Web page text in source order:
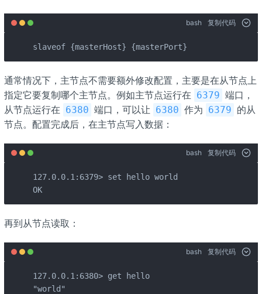
bash 复制代码
slaveof {masterHost} {masterPort}
通常情况下，主节点不需要额外修改配置，主要是在从节点上
指定它要复制哪个主节点。例如主节点运行在 6379 端口，
从节点运行在 6380 端口，可以让 6380 作为 6379 的从
节点。配置完成后，在主节点写入数据：
bash 复制代码
127.0.0.1:6379> set hello world
OK
再到从节点读取：
bash 复制代码
127.0.0.1:6380> get hello
"world"